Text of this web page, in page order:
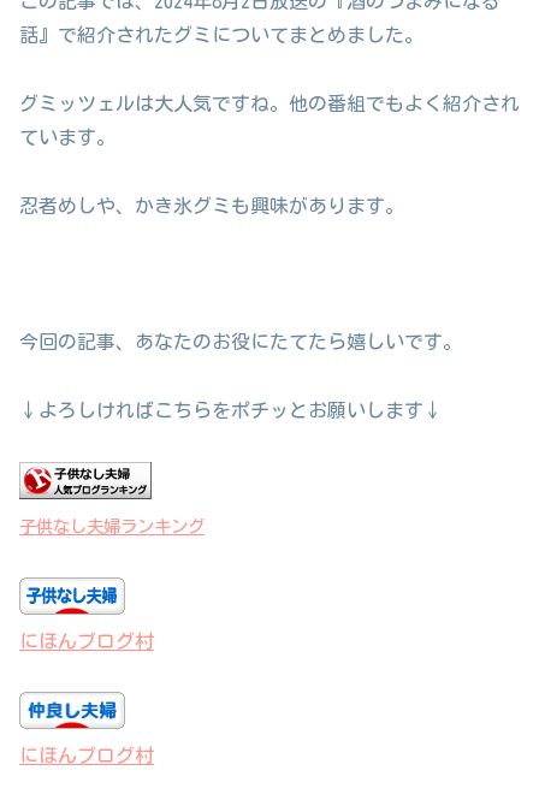
話』で紹介されたグミについてまとめました。
グミッツェルは大人気ですね。他の番組でもよく紹介され
ています。
忍者めしや、かき氷グミも興味があります。
今回の記事、あなたのお役にたてたら嬉しいです。
↓よろしければこちらをポチッとお願いします↓
子供なし夫婦ランキング
にほんブログ村
にほんブログ村